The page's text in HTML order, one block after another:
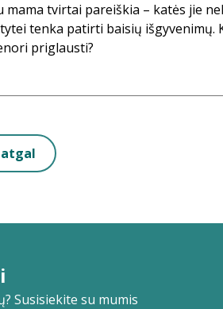
mama tvirtai pareiškia – katės jie
tenka patirti baisių išgyvenimų.
priglausti?
Susisiekite su mumis